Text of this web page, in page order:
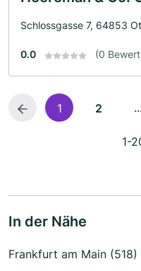
Schlossgasse 7, 64853
0.0 (0
1 2
1-
In der Nähe
Frankfurt am Main (518)